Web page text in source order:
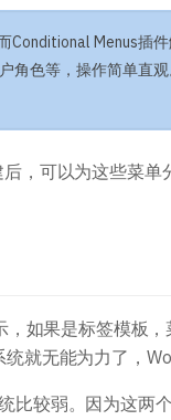
Menus插
色等，操作简单直
，可以为这些菜
如果是标签模板
就无能为力了，
较弱。因为这两